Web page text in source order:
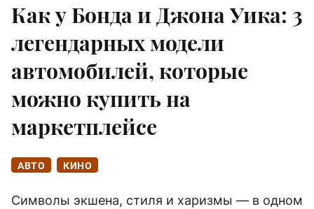
Как у Бонда и Джона Уика: 3
легендарных модели
автомобилей, которые
можно купить на
маркетплейсе
АВТО КИНО
Символы экшена, стиля и харизмы — в одном